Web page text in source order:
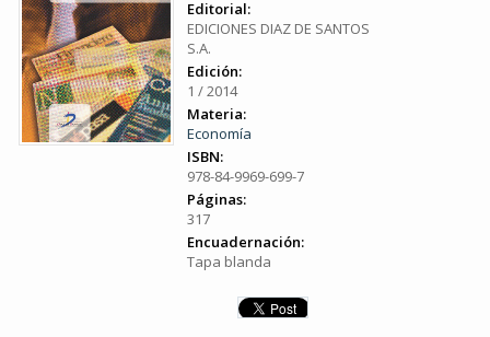
Editorial:
EDICIONES DIAZ DE SANTOS
S.A.
Edición:
1 / 2014
Materia:
Economía
ISBN:
978-84-9969-699-7
Páginas:
317
Encuadernación:
Tapa blanda